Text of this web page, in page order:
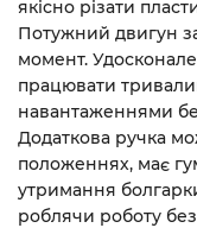
якісно різати
Потужний двигун
момент.
працювати
навантаженнями
Додаткова ручка
положеннях, має
утримання
роблячи роботу